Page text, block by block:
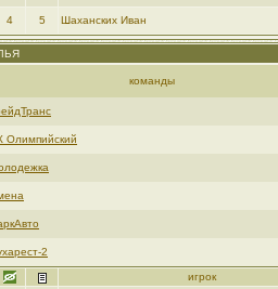
4 5 Шаханских Иван
команды
Олимпийский
2
игрок